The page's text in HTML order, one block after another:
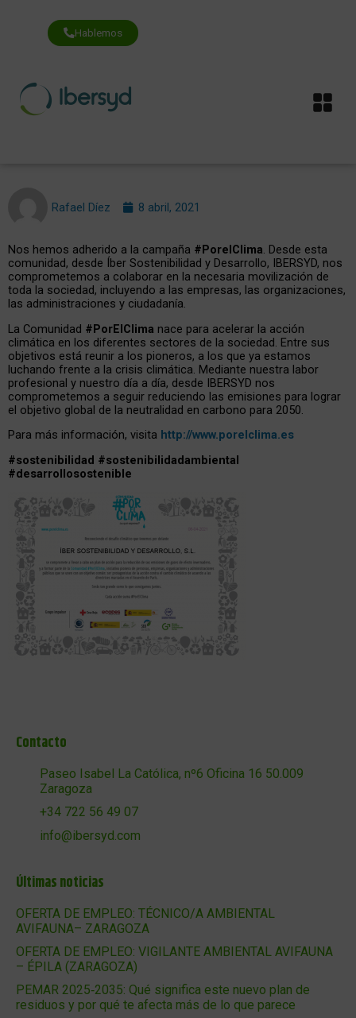
contenido
Hablemos
Rafael Díez 8 abril, 2021
Nos hemos adherido a la campaña #PorelClima. Desde esta
comunidad, desde Íber Sostenibilidad y Desarrollo, IBERSYD, nos
comprometemos a colaborar en la necesaria movilización de
toda la sociedad, incluyendo a las empresas, las organizaciones,
las administraciones y ciudadanía.
La Comunidad #PorElClima nace para acelerar la acción
climática en los diferentes sectores de la sociedad. Entre sus
objetivos está reunir a los pioneros, a los que ya estamos
luchando frente a la crisis climática. Mediante nuestra labor
profesional y nuestro día a día, desde IBERSYD nos
comprometemos a seguir reduciendo las emisiones para lograr
el objetivo global de la neutralidad en carbono para 2050.
Para más información, visita http://www.porelclima.es
#sostenibilidad #sostenibilidadambiental
#desarrollosostenible
Contacto
Paseo Isabel La Católica, nº6 Oficina 16 50.009
Zaragoza
+34 722 56 49 07
info@ibersyd.com
Últimas noticias
OFERTA DE EMPLEO: TÉCNICO/A AMBIENTAL
AVIFAUNA– ZARAGOZA
OFERTA DE EMPLEO: VIGILANTE AMBIENTAL AVIFAUNA
– ÉPILA (ZARAGOZA)
PEMAR 2025‑2035: Qué significa este nuevo plan de
residuos y por qué te afecta más de lo que parece